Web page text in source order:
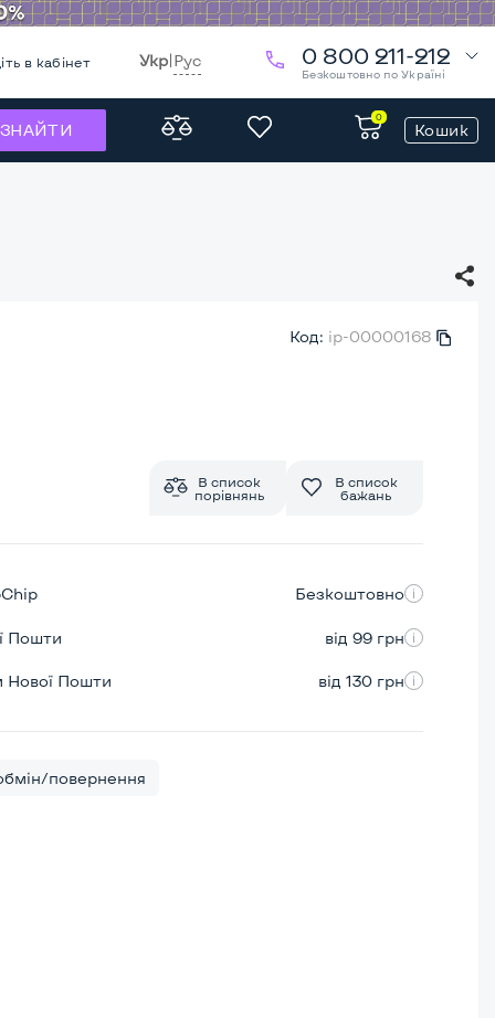
в кабінет Укр|Рус 0 800 211-212
Безкоштовно по Україні
ЗНАЙТИ
0
Кошик
Код: ip-00000168
В список
порівнянь
В список
бажань
Безкоштовно
Пошти від 99 грн
Нової Пошти від 130 грн
повернення